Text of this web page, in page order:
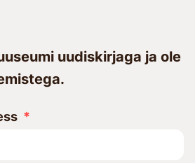
uudiskirjaga ja ole